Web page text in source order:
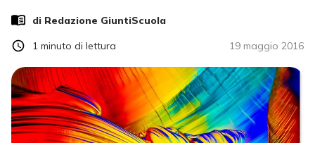
di Redazione GiuntiScuola
19 maggio 2016
1 minuto di lettura